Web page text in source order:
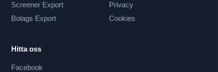
Screener Export
Bolags Export
Privacy
Cookies
Hitta oss
Facebook